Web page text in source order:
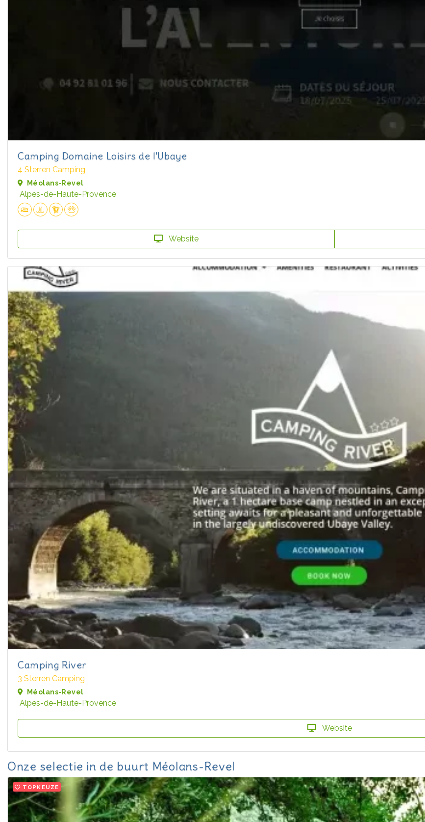
Camping Domaine Loisirs de l'Ubaye
4 Sterren Camping
Méolans-Revel
Alpes-de-Haute-Provence
Website
Camping River
3 Sterren Camping
Méolans-Revel
Alpes-de-Haute-Provence
Website
Onze selectie in de buurt Méolans-Revel
TOPKEUZE